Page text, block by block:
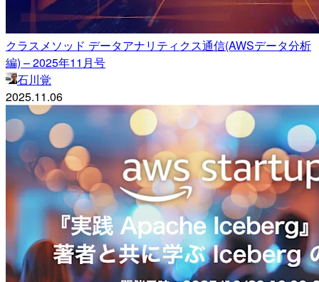
クラスメソッド データアナリティクス通信(AWSデータ分析
編) – 2025年11月号
石川覚
2025.11.06